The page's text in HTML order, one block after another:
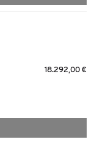
18.292,00 €